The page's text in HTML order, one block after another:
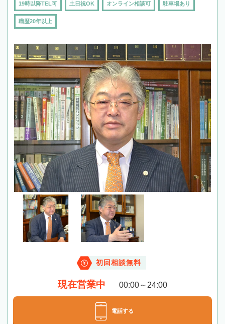
19時以降TEL可 土日祝OK オンライン相談可 駐車場あり
職歴20年以上
初回相談無料
現在営業中 00:00～24:00
電話する